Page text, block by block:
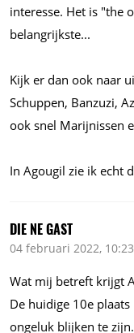
interesse. Het is "the
belangrijkste...
Kijk er dan ook naar
Schuppen, Banzuzi,
ook snel Marijnissen
In Agougil zie ik echt
DIE NE GAST
04 februari 2022, 10:23
Wat mij betreft krijgt
De huidige 10e
ongeluk blijken te zijn.